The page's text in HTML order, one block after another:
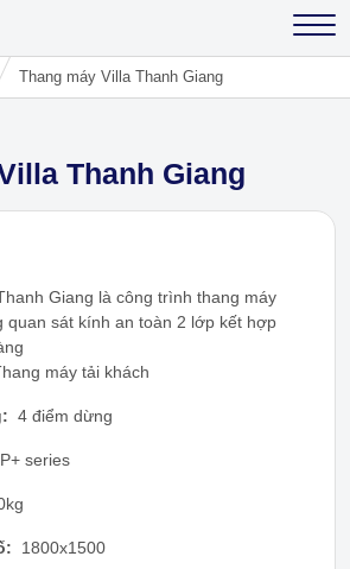
Thang máy Villa Thanh Giang
Thanh Giang
Giang là công trình thang máy
quan sát kính an toàn 2 lớp kết hợp
máy tải khách
4 điểm dừng
P+ series
1800x1500